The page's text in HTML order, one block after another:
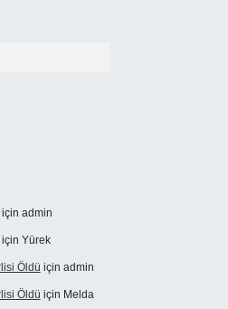
admin
Yürek
Öldü için admin
Öldü için Melda